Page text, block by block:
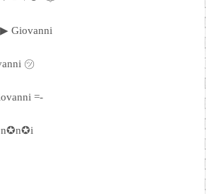
▶ Giovanni
㋡
=-